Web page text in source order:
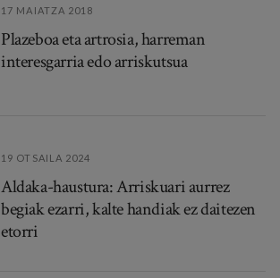
17 MAIATZA 2018
Plazeboa eta artrosia, harreman
interesgarria edo arriskutsua
19 OTSAILA 2024
Aldaka-haustura: Arriskuari aurrez
begiak ezarri, kalte handiak ez daitezen
etorri